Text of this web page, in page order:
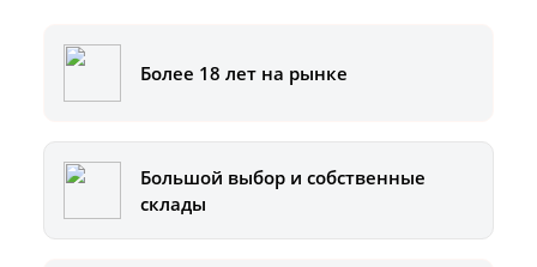
Более 18 лет на рынке
Большой выбор и собственные
склады